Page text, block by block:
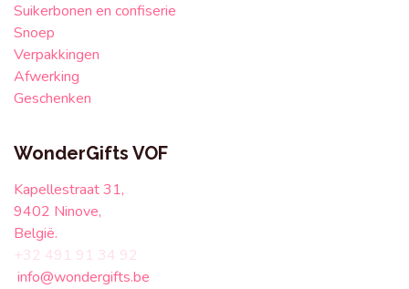
Suikerbonen en confiserie
Snoep
Verpakkingen
Afwerking
Geschenken
WonderGifts VOF
Kapellestraat 31,
9402 Ninove,
België.
+32 491 91 34 92
info@wondergifts.be